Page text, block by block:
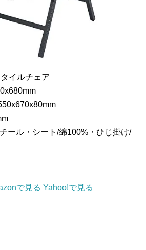
イルチェア
ール・シート/綿100%・ひじ掛け/
で見る Yahoo!で見る